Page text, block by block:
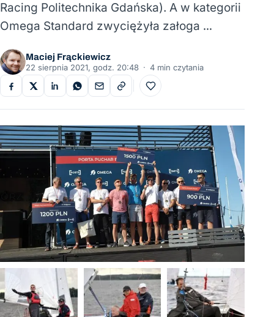
Racing Politechnika Gdańska). A w kategorii
Omega Standard zwyciężyła załoga …
Maciej Frąckiewicz
22 sierpnia 2021, godz. 20:48 · 4 min czytania
Do ulubionych